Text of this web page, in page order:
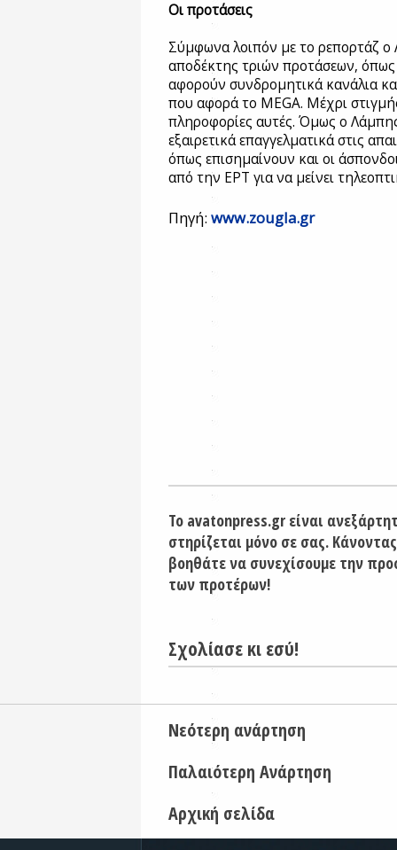
Οι προτάσεις
Σύμφωνα λοιπόν με το ρεπορτάζ ο
αποδέκτης τριών προτάσεων,
αφορούν συνδρομητικά κανάλια
που αφορά το MEGA. Μέχρι
πληροφορίες αυτές. Όμως ο
εξαιρετικά επαγγελματικά στις
όπως επισημαίνουν και οι
από την ΕΡΤ για να μείνει
Πηγή: www.zougla.gr
Το avatonpress.gr είναι
στηρίζεται μόνο σε σας.
βοηθάτε να συνεχίσουμε την
των προτέρων!
Σχολίασε κι εσύ!
Νεότερη ανάρτηση
Παλαιότερη Ανάρτηση
Αρχική σελίδα